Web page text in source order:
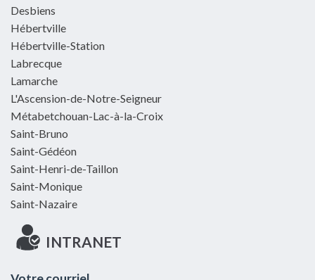
Desbiens
Hébertville
Hébertville-Station
Labrecque
Lamarche
L'Ascension-de-Notre-Seigneur
Métabetchouan-Lac-à-la-Croix
Saint-Bruno
Saint-Gédéon
Saint-Henri-de-Taillon
Saint-Monique
Saint-Nazaire
INTRANET